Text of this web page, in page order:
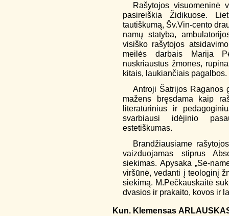
Rašytojos visuomeninė
pasireiškia Židikuose.
tautiškumą, Šv.Vin-cento
namų statyba,
visiško rašytojos
meilės darbais Marija
nuskriaustus žmones,
kitais, laukiančiais pagalbos.
Antroji Šatrijos Raganos
mažens bręsdama kaip
literatūrinius ir
svarbiausi idėjinio
estetiškumas.
Brandžiausiame
vaizduojamas stiprus
siekimas. Apysaka „Se-
viršūnė, vedanti į teologinį
siekimą. M.Pečkauskaitė
dvasios ir prakaito, kovos ir
Kun. Klemensas